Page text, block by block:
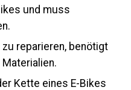
und muss
reparieren, benötigt
Kette eines E-Bikes